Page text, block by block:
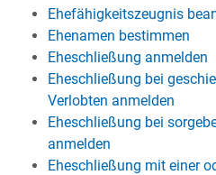
Ehefähigkeitszeugnis
Ehenamen bestimmen
Eheschließung anmelden
Eheschließung bei
Verlobten anmelden
Eheschließung bei
anmelden
Eheschließung mit einer